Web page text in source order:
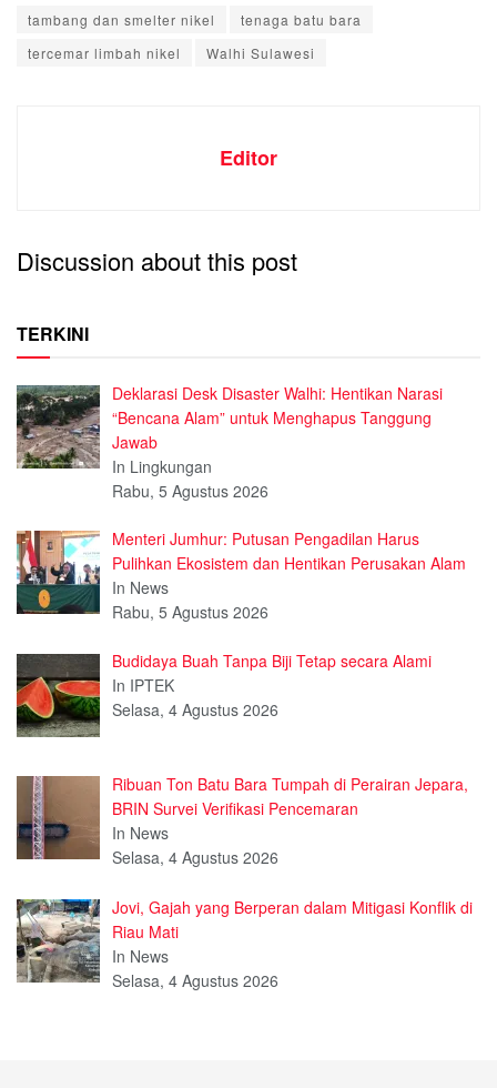
tambang dan smelter nikel
tenaga batu bara
tercemar limbah nikel
Walhi Sulawesi
Editor
Discussion about this post
TERKINI
Deklarasi Desk Disaster Walhi: Hentikan Narasi
“Bencana Alam” untuk Menghapus Tanggung
Jawab
In Lingkungan
Rabu, 5 Agustus 2026
Menteri Jumhur: Putusan Pengadilan Harus
Pulihkan Ekosistem dan Hentikan Perusakan Alam
In News
Rabu, 5 Agustus 2026
Budidaya Buah Tanpa Biji Tetap secara Alami
In IPTEK
Selasa, 4 Agustus 2026
Ribuan Ton Batu Bara Tumpah di Perairan Jepara,
BRIN Survei Verifikasi Pencemaran
In News
Selasa, 4 Agustus 2026
Jovi, Gajah yang Berperan dalam Mitigasi Konflik di
Riau Mati
In News
Selasa, 4 Agustus 2026